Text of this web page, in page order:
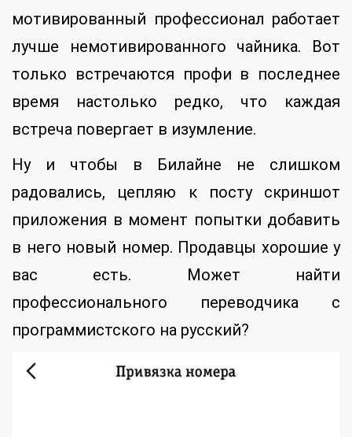
мотивированный профессионал работает
лучше немотивированного чайника. Вот
только встречаются профи в последнее
время настолько редко, что каждая
встреча повергает в изумление.
Ну и чтобы в Билайне не слишком
радовались, цепляю к посту скриншот
приложения в момент попытки добавить
в него новый номер. Продавцы хорошие у
вас есть. Может найти
профессионального переводчика с
программистского на русский?